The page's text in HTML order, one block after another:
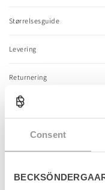
Consent
a
i
l
e
Størrelsesguide
Levering
Returnering
Fabrikant